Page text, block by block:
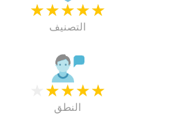
★
★
★
★
★
التصنيف
★
★
★
★
النطق